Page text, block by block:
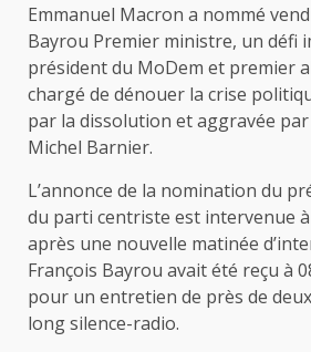
Emmanuel Macron a nommé
Bayrou Premier ministre, un défi
président du MoDem et premier
chargé de dénouer la crise
par la dissolution et aggravée
Michel Barnier.
L’annonce de la nomination du
du parti centriste est intervenue
après une nouvelle matinée
François Bayrou avait été reçu à
pour un entretien de près de
long silence-radio.